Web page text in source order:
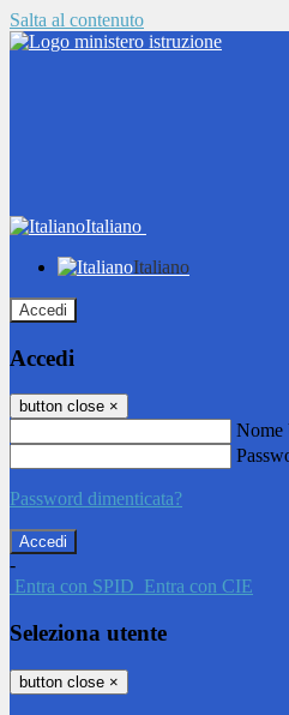
Salta al contenuto
Italiano
Italiano
Accedi
Accedi
button close ×
Nome
Password dimenticata?
-
Entra con SPID Entra con CIE
Seleziona utente
button close ×